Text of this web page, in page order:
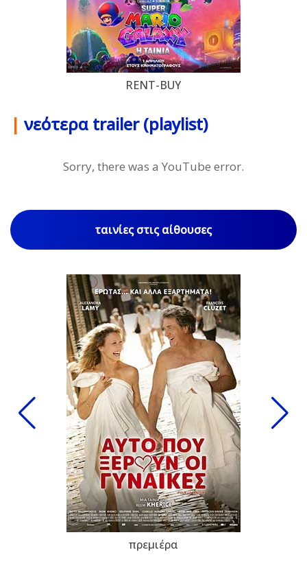
RENT-BUY
| νεότερα trailer (playlist)
Sorry, there was a YouTube error.
ταινίες στις αίθουσες
πρεμιέρα